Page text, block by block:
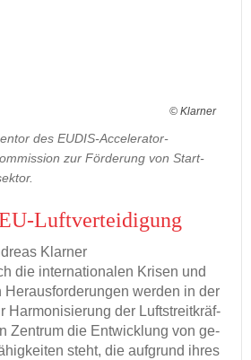
© Klarner
des EUDIS-Accelerator-
zur Förderung von Start-
​Luftverteidigung
Klar­ner
die in­ter­na­tio­na­len Kri­sen und
Her­aus­for­de­run­gen wer­den in der
Har­mo­ni­sie­rung der Luft­streit­kräf­
Zen­trum die Ent­wick­lung von ge­
steht, die auf­grund ihres